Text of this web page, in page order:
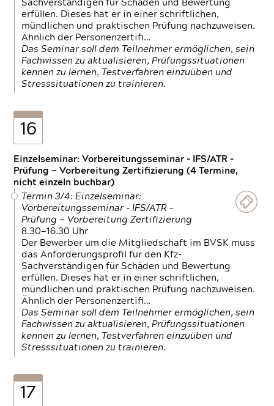
Sachverständigen für Schäden und Bewertung
erfüllen. Dieses hat er in einer schriftlichen,
mündlichen und praktischen Prüfung nachzuweisen.
Ähnlich der Personenzertifi…
Das Seminar soll dem Teilnehmer ermöglichen, sein
Fachwissen zu aktualisieren, Prüfungssituationen
kennen zu lernen, Testverfahren einzuüben und
Stresssituationen zu trainieren.
16
Einzelseminar: Vorbereitungsseminar - IFS/ATR -
Prüfung — Vorbereitung Zertifizierung (4 Termine,
nicht einzeln buchbar)
Termin 3/4: Einzelseminar:
Vorbereitungsseminar - IFS/ATR -
Prüfung — Vorbereitung Zertifizierung
8.30—16.30 Uhr
Der Bewerber um die Mitgliedschaft im BVSK muss
das Anforderungsprofil für den Kfz-
Sachverständigen für Schäden und Bewertung
erfüllen. Dieses hat er in einer schriftlichen,
mündlichen und praktischen Prüfung nachzuweisen.
Ähnlich der Personenzertifi…
Das Seminar soll dem Teilnehmer ermöglichen, sein
Fachwissen zu aktualisieren, Prüfungssituationen
kennen zu lernen, Testverfahren einzuüben und
Stresssituationen zu trainieren.
17